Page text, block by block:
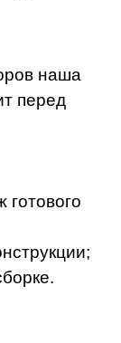
наша
перед
готового